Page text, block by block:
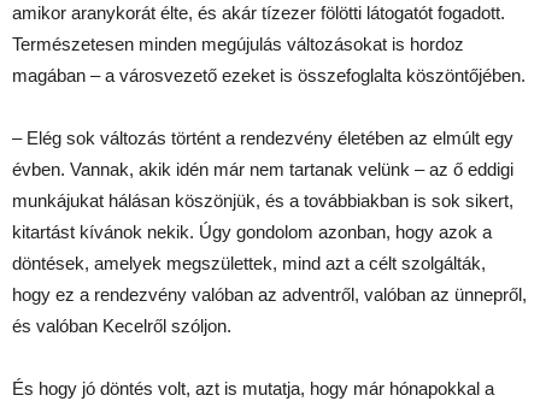
amikor aranykorát élte, és akár tízezer fölötti látogatót fogadott.
Természetesen minden megújulás változásokat is hordoz
magában – a városvezető ezeket is összefoglalta köszöntőjében.
– Elég sok változás történt a rendezvény életében az elmúlt egy
évben. Vannak, akik idén már nem tartanak velünk – az ő eddigi
munkájukat hálásan köszönjük, és a továbbiakban is sok sikert,
kitartást kívánok nekik. Úgy gondolom azonban, hogy azok a
döntések, amelyek megszülettek, mind azt a célt szolgálták,
hogy ez a rendezvény valóban az adventről, valóban az ünnepről,
és valóban Kecelről szóljon.
És hogy jó döntés volt, azt is mutatja, hogy már hónapokkal a